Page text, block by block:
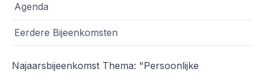
Agenda
Eerdere Bijeenkomsten
Najaarsbijeenkomst Thema: "Persoonlijke